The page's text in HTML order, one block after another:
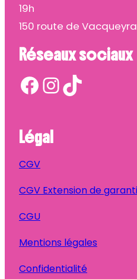
19h
150 route de
Réseaux sociaux
Facebook InstagramTikTok
Légal
CGV
CGV Extension de
CGU
Mentions légales
Confidentialité